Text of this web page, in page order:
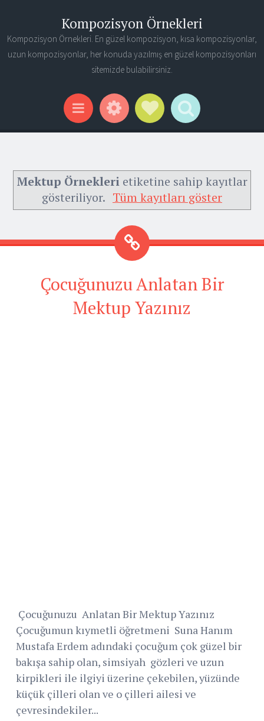
Kompozisyon Örnekleri
Kompozisyon Örnekleri. En güzel kompozisyon, kısa kompozisyonlar,
uzun kompozisyonlar, her konuda yazılmış en güzel kompozisyonları
sitemizde bulabilirsiniz.
Menu WidgetsSocial Links
Search
Mektup Örneklerietiketine sahip kayıtlar
gösteriliyor. Tüm kayıtları göster
Çocuğunuzu Anlatan Bir
Mektup Yazınız
Çocuğunuzu Anlatan Bir Mektup Yazınız
Çocuğumun kıymetli öğretmeni Suna Hanım
Mustafa Erdem adındaki çocuğum çok güzel bir
bakışa sahip olan, simsiyah gözleri ve uzun
kirpikleri ile ilgiyi üzerine çekebilen, yüzünde
küçük çilleri olan ve o çilleri ailesi ve
çevresindekiler...